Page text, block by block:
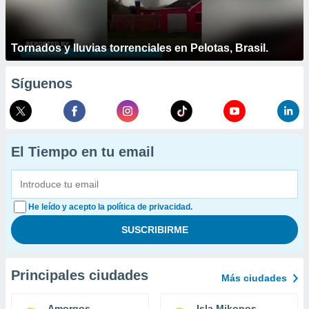
Tornados y lluvias torrenciales en Pelotas, Brasil.
Síguenos
El Tiempo en tu email
He leído y acepto la política de privacidad.
Principales ciudades Más ciudades